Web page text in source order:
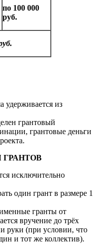
по 100 000
руб.
удерживается из
грантовый
грантовые деньги
исключительно
один грант в размере 1
гранты от
вручение до трёх
руки (при условии, что
и тот же коллектив).